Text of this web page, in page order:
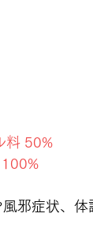
料 50%
邪症状、